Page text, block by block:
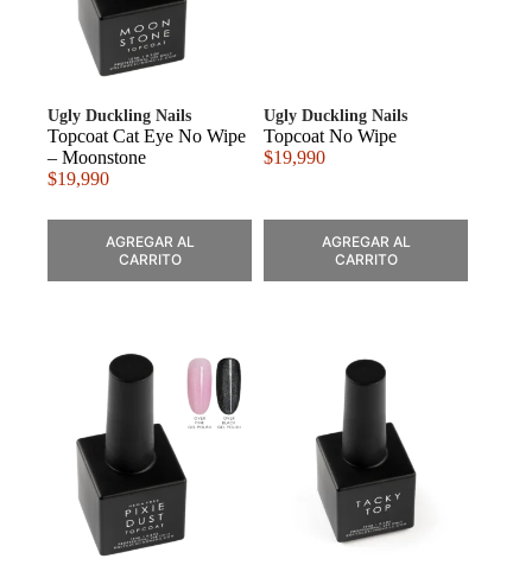
Ugly Duckling Nails
Topcoat Cat Eye No Wipe
– Moonstone
$19,990
AGREGAR AL
CARRITO
Ugly Duckling Nails
Topcoat No Wipe
$19,990
AGREGAR AL
CARRITO